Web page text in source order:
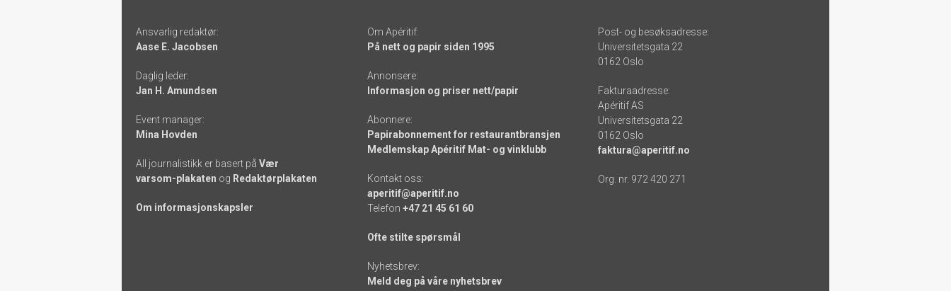
-
links
Ansvarlig redaktør:
Aase E. Jacobsen
Daglig leder:
Jan H. Amundsen
Event manager:
Mina Hovden
All journalistikk er basert på Vær
varsom-plakaten og Redaktørplakaten
Om informasjonskapsler
Om Apéritif:
På nett og papir siden 1995
Annonsere:
Informasjon og priser nett/papir
Abonnere:
Papirabonnement for restaurantbransjen
Medlemskap Apéritif Mat- og vinklubb
Kontakt oss:
aperitif@aperitif.no
Telefon +47 21 45 61 60
Ofte stilte spørsmål
Nyhetsbrev:
Meld deg på våre nyhetsbrev
Post- og besøksadresse:
Universitetsgata 22
0162 Oslo
Fakturaadresse:
Apéritif AS
Universitetsgata 22
0162 Oslo
faktura@aperitif.no
Org. nr. 972 420 271